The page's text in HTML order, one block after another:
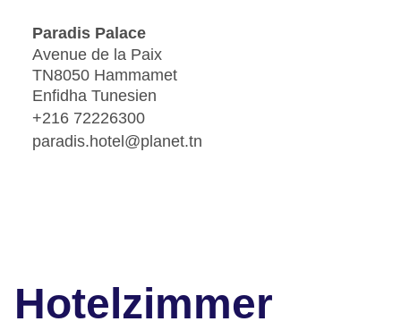
Paradis Palace
Avenue de la Paix
TN8050 Hammamet
Enfidha Tunesien
+216 72226300
paradis.hotel@planet.tn
Hotelzimmer